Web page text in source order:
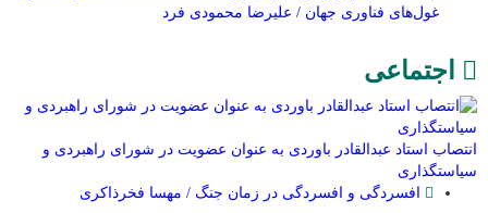
غول‌های فناوری جهان / علیرضا محمودی فرد
اجتماعی
انتصاب استاد عبدالقادر باوردی به عنوان عضویت در شورای راهبردی و
سیاستگذاری
افسردگی و افسردگی در زمان جنگ / مهسا فخرذاکری